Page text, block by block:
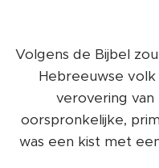
Volgens de Bijbel
Hebreeuwse
verovering
oorspronkelijke,
was een kist met